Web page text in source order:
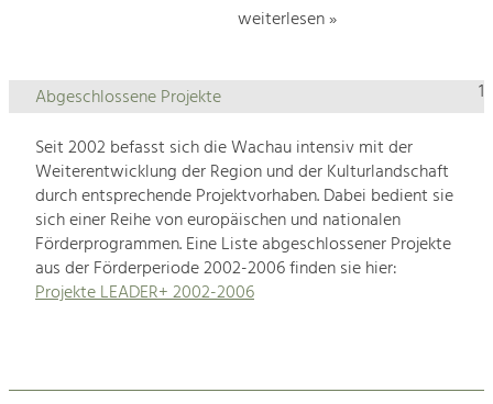
weiterlesen »
1
Abgeschlossene Projekte
Seit 2002 befasst sich die Wachau intensiv mit der
Weiterentwicklung der Region und der Kulturlandschaft
durch entsprechende Projektvorhaben. Dabei bedient sie
sich einer Reihe von europäischen und nationalen
Förderprogrammen. Eine Liste abgeschlossener Projekte
aus der Förderperiode 2002-2006 finden sie hier:
Projekte LEADER+ 2002-2006